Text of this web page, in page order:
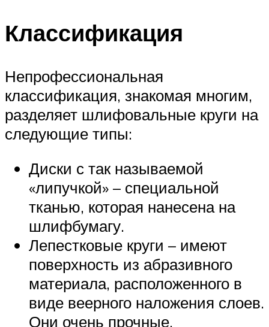
Классификация
Непрофессиональная
классификация, знакомая многим,
разделяет шлифовальные круги на
следующие типы:
Диски с так называемой
«липучкой» – специальной
тканью, которая нанесена на
шлифбумагу.
Лепестковые круги – имеют
поверхность из абразивного
материала, расположенного в
виде веерного наложения слоев.
Они очень прочные,